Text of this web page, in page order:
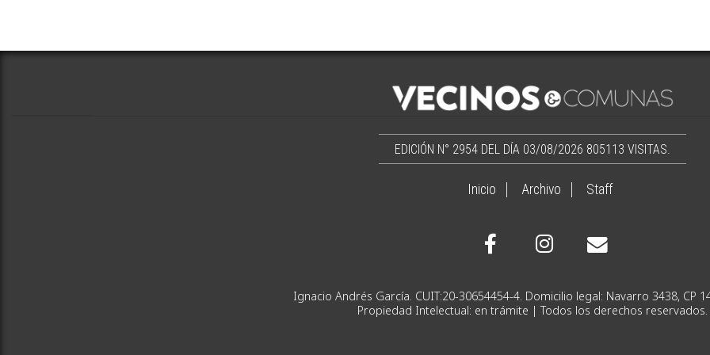
EDICIÓN N° 2954 DEL DÍA 03/08/2026 805113 VISITAS.
Inicio Archivo Staff
Ignacio Andrés García. CUIT:20-30654454-4. Domicilio
Propiedad Intelectual: en trámite | Todos los derechos reservados.